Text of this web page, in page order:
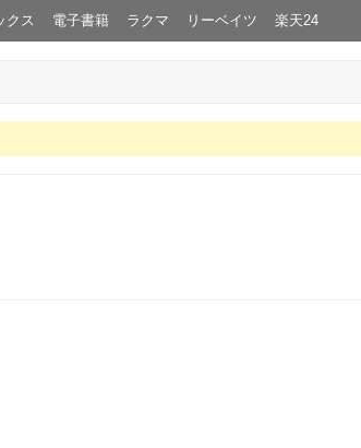
クス 電子書籍 ラクマ リーベイツ 楽天24